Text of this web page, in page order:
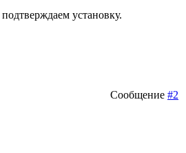
подтверждаем установку.
Сообщение #2